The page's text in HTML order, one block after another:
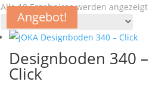
Alle 10 Ergebnisse werden angezeigt
Designboden 340 –
Click
Angebot!
Angebot!
Angebot!
Angebot!